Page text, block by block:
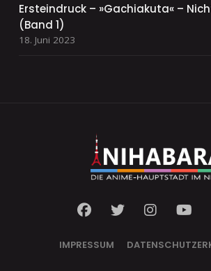
Ersteindruck – »Gachiakuta« –
(Band 1)
18. Juni 2023
IMPRESSUM